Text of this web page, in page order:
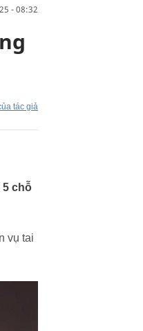
- 08:32
tác giả
5 chỗ
vụ tai